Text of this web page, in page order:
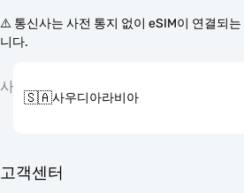
⚠️ 통신사는 사전 통지 없이 eSIM이 연결되
니다.
사
🇸🇦사우디아라비아
고객센터